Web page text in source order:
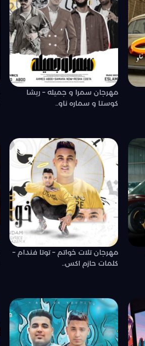
مهرجان سمرا و جميله – ريشا
كوستا و سماره ناو..
مهرجان تلات خواتم – توتا فندام –
كلمات حازم اكس..